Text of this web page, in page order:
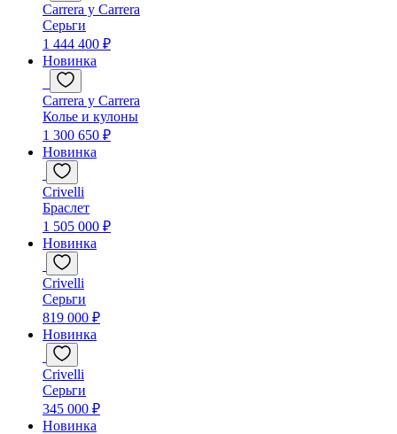
Carrera y Carrera
Серьги
1 444 400 ₽
Новинка
Carrera y Carrera
Колье и кулоны
1 300 650 ₽
Новинка
Crivelli
Браслет
1 505 000 ₽
Новинка
Crivelli
Серьги
819 000 ₽
Новинка
Crivelli
Серьги
345 000 ₽
Новинка